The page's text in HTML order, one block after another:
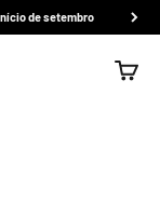
de setembro
Abrir